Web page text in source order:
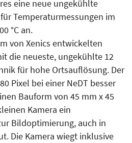
eine neue ungekühlte
Temperaturmessungen im
°C an.
von Xenics entwickelten
die neueste, ungekühlte 12
für hohe Ortsauflösung. Der
Pixel bei einer NeDT besser
Bauform von 45 mm x 45
Kamera ein
Bildoptimierung, auch in
Die Kamera wiegt inklusive